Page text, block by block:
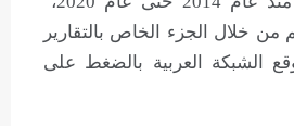
من خلال الجزء الخاص بالتقارير
الشبكة العربية بالضغط على